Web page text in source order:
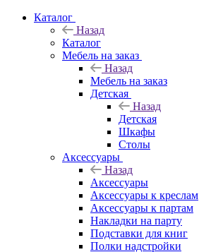
Каталог
Назад
Каталог
Мебель на заказ
Назад
Мебель на заказ
Детская
Назад
Детская
Шкафы
Столы
Аксессуары
Назад
Аксессуары
Аксессуары к креслам
Аксессуары к партам
Накладки на парту
Подставки для книг
Полки надстройки